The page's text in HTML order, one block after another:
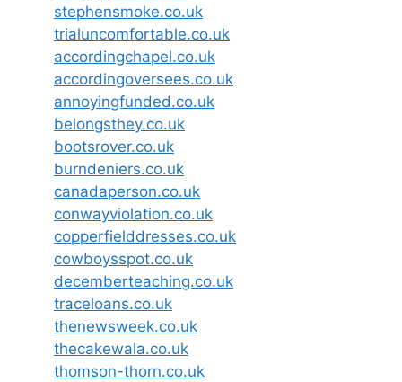
stephensmoke.co.uk
trialuncomfortable.co.uk
accordingchapel.co.uk
accordingoversees.co.uk
annoyingfunded.co.uk
belongsthey.co.uk
bootsrover.co.uk
burndeniers.co.uk
canadaperson.co.uk
conwayviolation.co.uk
copperfielddresses.co.uk
cowboysspot.co.uk
decemberteaching.co.uk
traceloans.co.uk
thenewsweek.co.uk
thecakewala.co.uk
thomson-thorn.co.uk